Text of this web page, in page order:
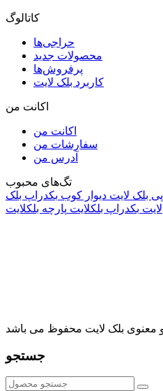
کاتالوگ
حراجی‌ها
محصولات جدید
پرفروش‌ها
کاربرد بلک لایت
اکانت من
اکانت من
سفارشات من
آدرس من
تگ‌های محبوب
بلک لایت دیوار کوب بکدراپ بلک
لایت بکدراپ بلکلایت پارچه بلکلایت
جستجو